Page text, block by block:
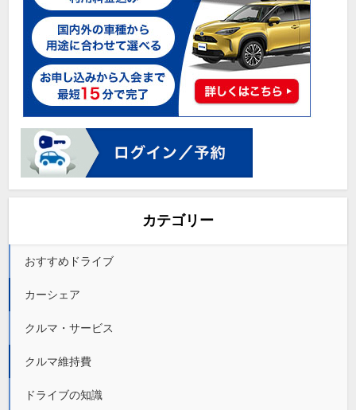
カテゴリー
おすすめドライブ
カーシェア
クルマ・サービス
クルマ維持費
ドライブの知識